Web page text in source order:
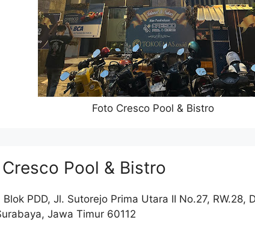
Foto Cresco Pool & Bistro
Pool & Bistro
Blok PDD, Jl. Sutorejo Prima Utara II No.27, RW.28,
Jawa Timur 60112